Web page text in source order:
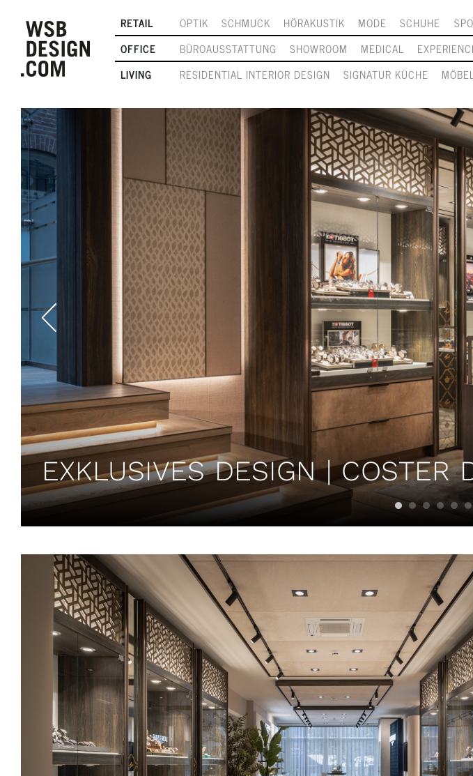
RETAIL OPTIK SCHMUCK HÖRAKUSTIK MODE SCHUHE
OFFICE
BÜROAUSSTATTUNG SHOWROOM MEDICAL
LIVING
RESIDENTIAL INTERIOR DESIGN SIGNATUR KÜCHE
EXKLUSIVES DESIGN | COSTER